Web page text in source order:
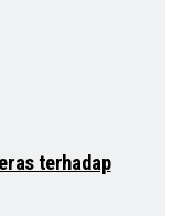
terhadap